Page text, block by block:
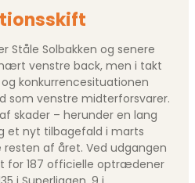
Ståle Solbakken og senere
venstre back, men i takt
konkurrencesituationen
som venstre midterforsvarer.
skader – herunder en lang
et nyt tilbagefald i marts
af året. Ved udgangen
for 187 officielle optrædener